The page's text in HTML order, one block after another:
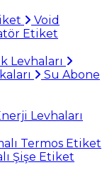
Void
Etiket
Levhaları
Su Abone
Levhaları
Termos Etiket
Şişe Etiket